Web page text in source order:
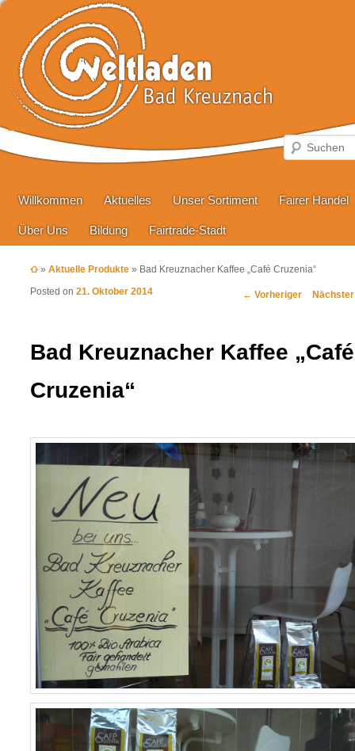
Hauptmenü
Zum primären Inhalt springen
Zum sekundären Inhalt springen
Willkommen Aktuelles Unser Sortiment Fairer Handel
Über Uns Bildung Fairtrade-Stadt
» Aktuelle Produkte » Bad Kreuznacher Kaffee „Café Cruzenia“
Beitragsnavigation
← Vorheriger
Bad Kreuznacher Kaffee „Café
Cruzenia“
Posted on 21. Oktober 2014